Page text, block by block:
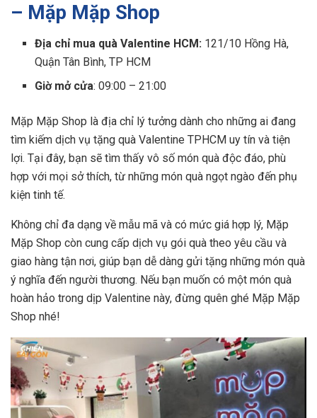
– Mặp Mặp Shop
Địa chỉ mua quà Valentine HCM: 121/10 Hồng Hà,
Quận Tân Bình, TP HCM
Giờ mở cửa: 09:00 – 21:00
Mặp Mặp Shop là địa chỉ lý tưởng dành cho những ai đang
tìm kiếm dịch vụ tặng quà Valentine TPHCM uy tín và tiện
lợi. Tại đây, bạn sẽ tìm thấy vô số món quà độc đáo, phù
hợp với mọi sở thích, từ những món quà ngọt ngào đến phụ
kiện tinh tế.
Không chỉ đa dạng về mẫu mã và có mức giá hợp lý, Mặp
Mặp Shop còn cung cấp dịch vụ gói quà theo yêu cầu và
giao hàng tận nơi, giúp bạn dễ dàng gửi tặng những món quà
ý nghĩa đến người thương. Nếu bạn muốn có một món quà
hoàn hảo trong dịp Valentine này, đừng quên ghé Mặp Mặp
Shop nhé!